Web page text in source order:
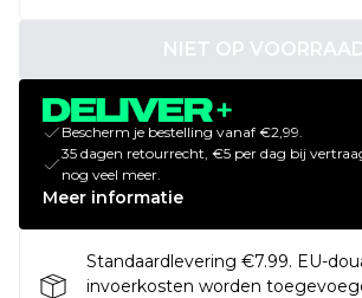
NIET OP
Bescherm je bestelling vanaf €2,99.
35 dagen retourrecht, €5 per dag bij
nog veel meer.
Meer informatie
Standaardlevering €7.99. EU-
invoerkosten worden